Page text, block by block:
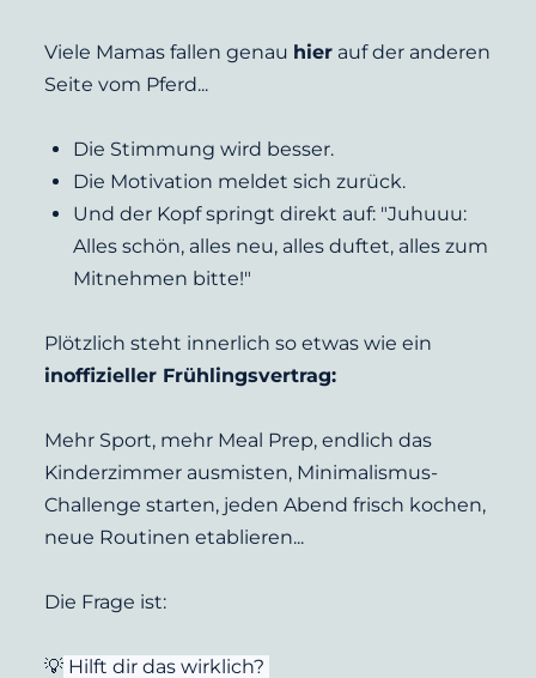
Viele Mamas fallen genau hier auf der anderen
Seite vom Pferd...
Die Stimmung wird besser.
Die Motivation meldet sich zurück.
Und der Kopf springt direkt auf: "Juhuuu:
Alles schön, alles neu, alles duftet, alles zum
Mitnehmen bitte!"
inoffizieller Frühlingsvertrag:
Mehr Sport, mehr Meal Prep, endlich das
Kinderzimmer ausmisten, Minimalismus-
Challenge starten, jeden Abend frisch kochen,
neue Routinen etablieren...
Die Frage ist:
💡 Hilft dir das wirklich?